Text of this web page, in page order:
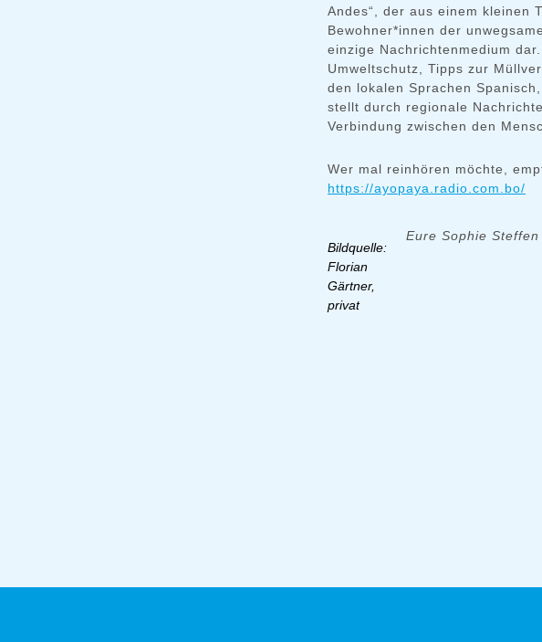
Andes“, der aus einem kleinen
Bewohner*innen der
einzige Nachrichtenmedium
Umweltschutz, Tipps zur
den lokalen Sprachen
stellt durch regionale
Verbindung zwischen den
Wer mal reinhören möchte,
https://ayopaya.radio.com.bo/
Bildquelle:
Florian
Gärtner,
privat
Eure Sophie Steffen